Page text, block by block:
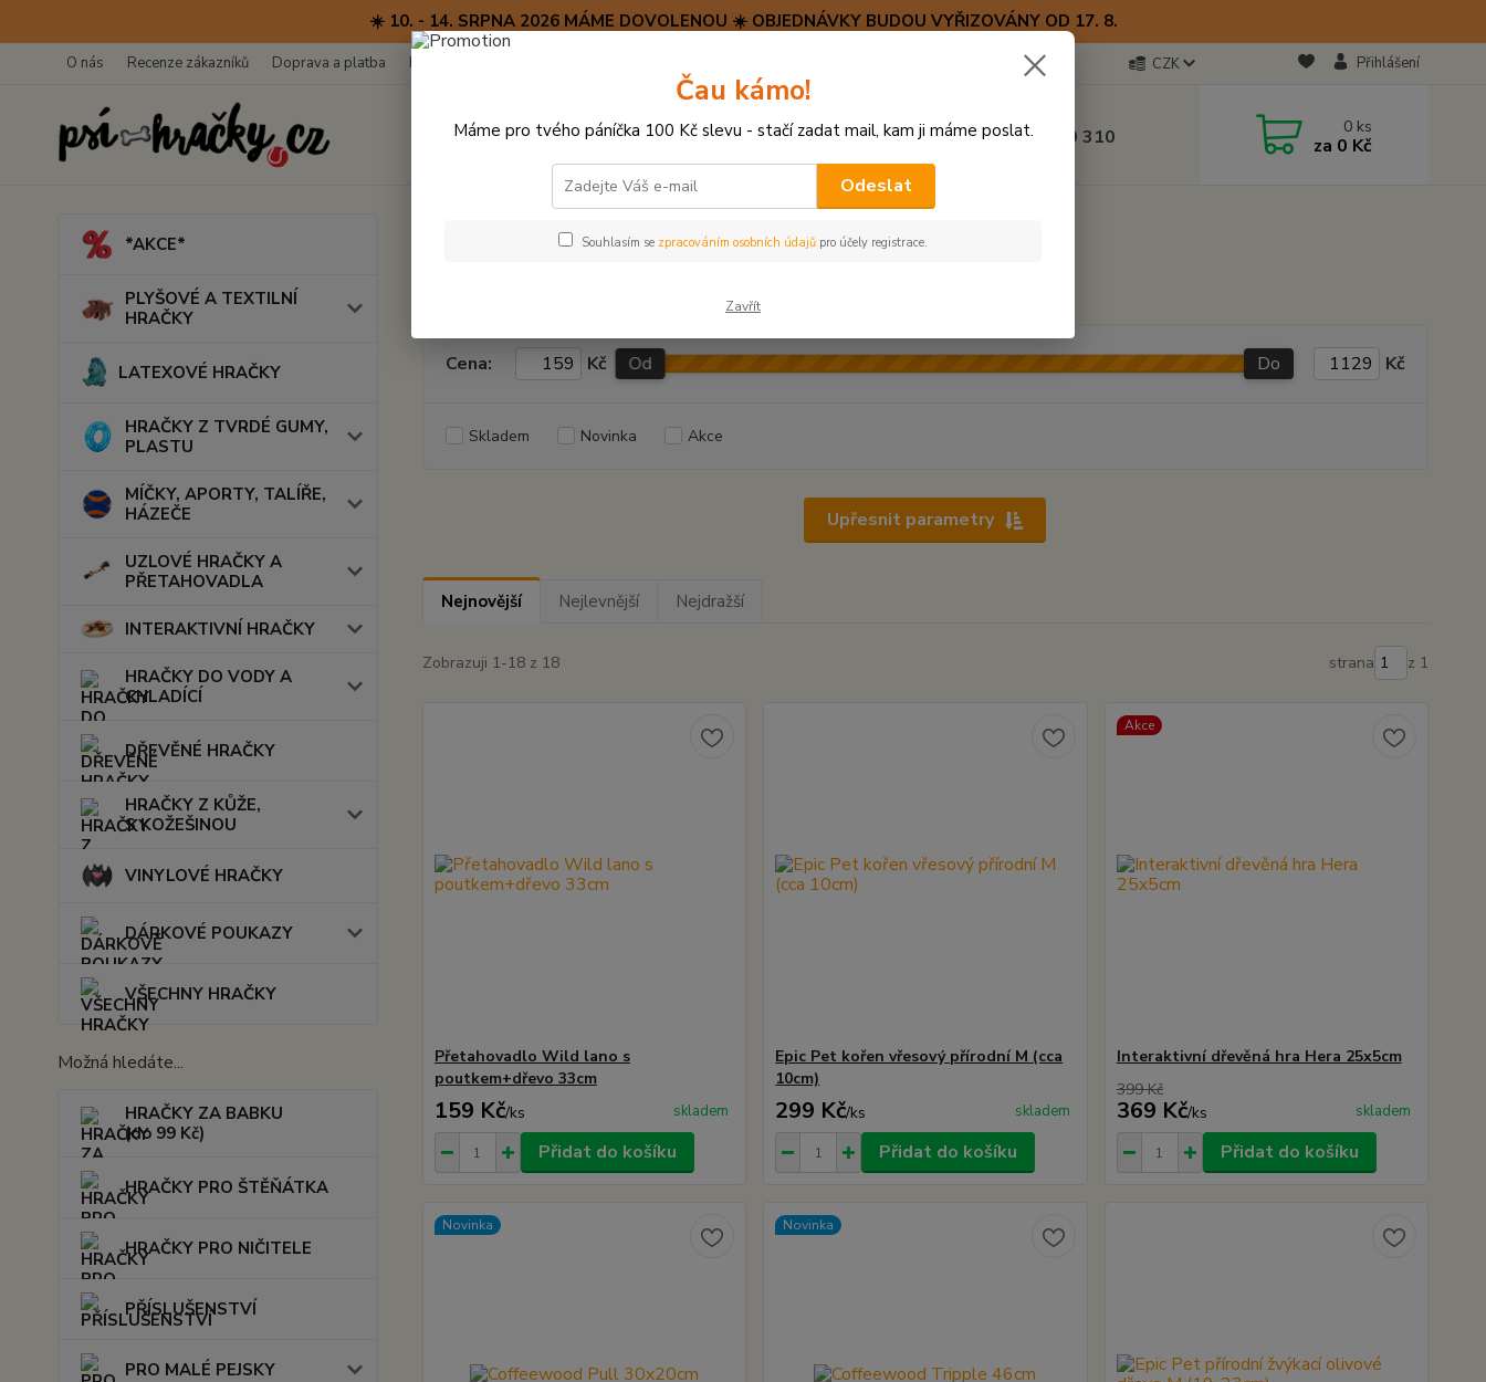
☀️ 10. - 14. SRPNA 2026 MÁME DOVOLENOU ☀️ OBJEDNÁVKY BUDOU VYŘIZOVÁNY OD 17. 8.
O nás Recenze zákazníků Doprava a platba Kontakty CZK Přihlášení
Hledat (+420) 723 770 310 0 ks
za 0 Kč
*AKCE*
PLYŠOVÉ A TEXTILNÍ
HRAČKY
LATEXOVÉ HRAČKY
HRAČKY Z TVRDÉ GUMY,
PLASTU
MÍČKY, APORTY, TALÍŘE,
HÁZEČE
UZLOVÉ HRAČKY A
PŘETAHOVADLA
INTERAKTIVNÍ HRAČKY
HRAČKY DO VODY A
CHLADÍCÍ
DŘEVĚNÉ HRAČKY
HRAČKY Z KŮŽE,
S KOŽEŠINOU
VINYLOVÉ HRAČKY
DÁRKOVÉ POUKAZY
VŠECHNY HRAČKY
Možná hledáte...
HRAČKY ZA BABKU
(do 99 Kč)
HRAČKY PRO ŠTĚŇÁTKA
HRAČKY PRO NIČITELE
PŘÍSLUŠENSTVÍ
PRO MALÉ PEJSKY
Upřesnit parametry
Cena: Kč Od Do Kč
Skladem Novinka Akce
Nejnovější Nejlevnější Nejdražší
Zobrazuji 1-18 z 18 strana z 1
Přetahovadlo Wild lano s
poutkem+dřevo 33cm
159 Kč/ks skladem
Přidat do košíku
Epic Pet kořen vřesový přírodní M (cca
10cm)
299 Kč/ks skladem
Přidat do košíku
Akce
Interaktivní dřevěná hra Hera 25x5cm
399 Kč
369 Kč/ks skladem
Přidat do košíku
Novinka Novinka
Čau kámo!
Máme pro tvého páníčka 100 Kč slevu - stačí zadat mail, kam ji máme poslat.
Odeslat
Souhlasím se zpracováním osobních údajů pro účely registrace.
Zavřít